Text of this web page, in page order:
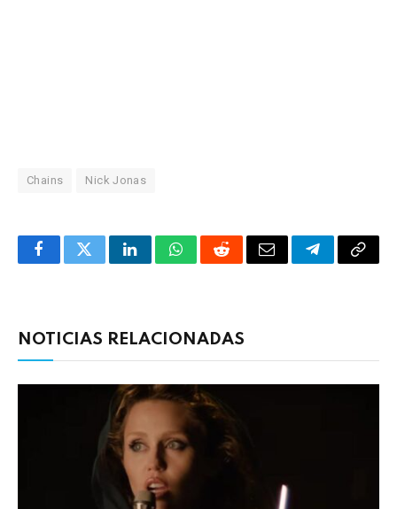
Chains Nick Jonas
FacebookTwitterLinkedInWhatsAppRedditCorreoTelegrama
NOTICIAS RELACIONADAS